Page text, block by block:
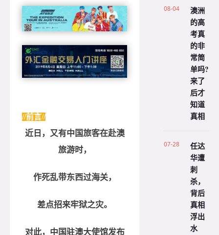
//前言//
近日，又有中国旅客在赴澳
旅游时，
作死乱带东西过海关，
差点招来牢狱之灾。
对此，中国驻澳大使馆发布
08-04
澳洲
的高
考真
的非
常简
单吗?
来了
后才
知道
真相
07-28
任达
华遭
刺
杀，
背后
真相
浮出
水